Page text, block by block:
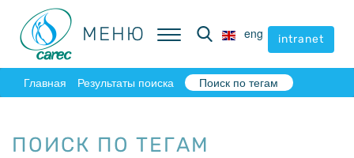
МЕНЮ eng intranet
МЕНЮ eng intranet
Главная Результаты поиска Поиск по тегам
ПОИСК ПО ТЕГАМ